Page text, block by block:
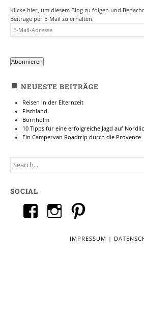
Klicke hier, um diesem Blog zu folgen und
Beiträge per E-Mail zu erhalten.
E-
MAIL-
Abonnieren
NEUESTE BEITRÄGE
Reisen in der Elternzeit
Fischland
Bornholm
10 Tipps für eine erfolgreiche Jagd auf
Ein Campervan Roadtrip durch die Provence
SEARCH
FOR...
SOCIAL
Profil
reisausblog
Profil
reis.aus
reisaus
IMPRESSUM |